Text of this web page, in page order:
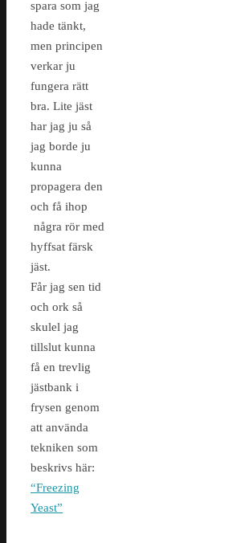
spara som jag
hade tänkt,
men principen
verkar ju
fungera rätt
bra. Lite jäst
har jag ju så
jag borde ju
kunna
propagera den
och få ihop
några rör med
hyffsat färsk
jäst.
Får jag sen tid
och ork så
skulel jag
tillslut kunna
få en trevlig
jästbank i
frysen genom
att använda
tekniken som
beskrivs här:
“Freezing
Yeast”